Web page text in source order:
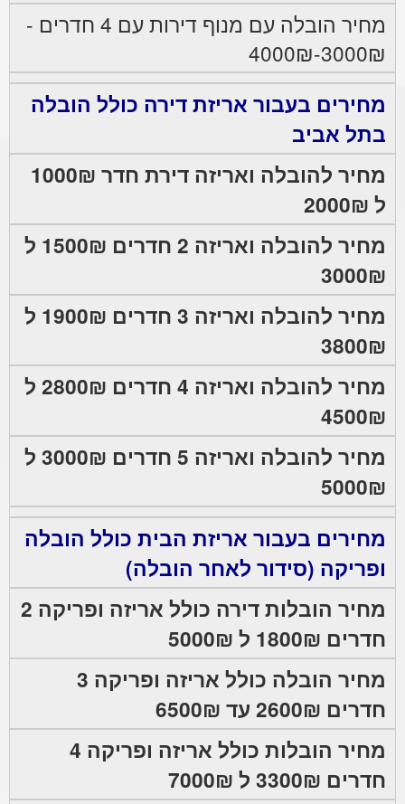
מחיר הובלה עם מנוף דירות עם 4 חדרים -
3000₪-4000₪
מחירים בעבור אריזת דירה כולל הובלה
בתל אביב
מחיר להובלה ואריזה דירת חדר 1000₪
ל 2000₪
מחיר להובלה ואריזה 2 חדרים 1500₪ ל
3000₪
מחיר להובלה ואריזה 3 חדרים 1900₪ ל
3800₪
מחיר להובלה ואריזה 4 חדרים 2800₪ ל
4500₪
מחיר להובלה ואריזה 5 חדרים 3000₪ ל
5000₪
מחירים בעבור אריזת הבית כולל הובלה
ופריקה (סידור לאחר הובלה)
מחיר הובלות דירה כולל אריזה ופריקה 2
חדרים 1800₪ ל 5000₪
מחיר הובלה כולל אריזה ופריקה 3
חדרים 2600₪ עד 6500₪
מחיר הובלות כולל אריזה ופריקה 4
חדרים 3300₪ ל 7000₪